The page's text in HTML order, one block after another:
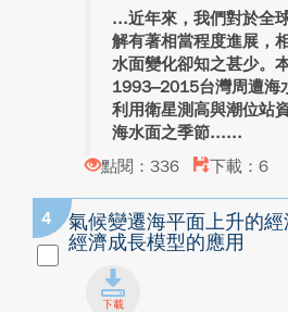
近年來，我們對於全
解有著相當程度進展，
水面變化卻知之甚少。
1993–2015台灣周遭海
利用衛星測高與潮位站
海水面之季節...
點閱：336
下載：6
4
氣候變遷海平面上升的
經濟成長模型的應用